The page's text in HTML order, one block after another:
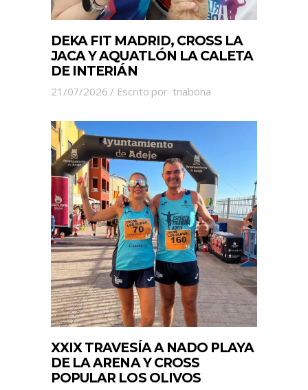
DEKA FIT MADRID, CROSS LA
JACA Y AQUATLÓN LA CALETA
DE INTERIÁN
21/07/2026 Escrito por triabona
XXIX TRAVESÍA A NADO PLAYA
DE LA ARENA Y CROSS
POPULAR LOS OLIVOS